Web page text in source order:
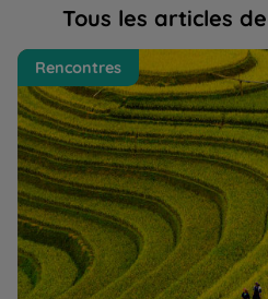
Tous les articles
Vietnam : un pays paisible et
du guide Viet | La Balaguère
Rencontres